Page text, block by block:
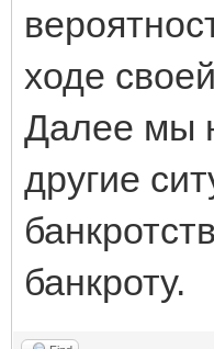
ходе
Далее мы
другие
банкроту.